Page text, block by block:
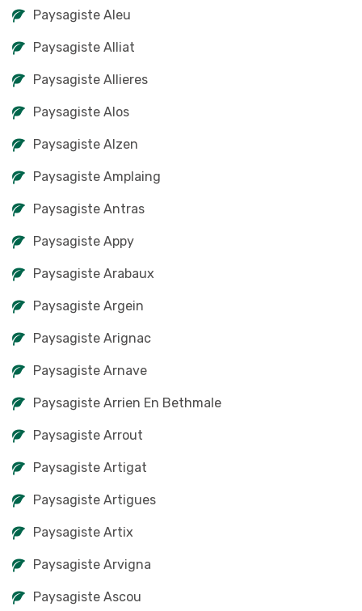
Paysagiste Aleu
Paysagiste Alliat
Paysagiste Allieres
Paysagiste Alos
Paysagiste Alzen
Paysagiste Amplaing
Paysagiste Antras
Paysagiste Appy
Paysagiste Arabaux
Paysagiste Argein
Paysagiste Arignac
Paysagiste Arnave
Paysagiste Arrien En Bethmale
Paysagiste Arrout
Paysagiste Artigat
Paysagiste Artigues
Paysagiste Artix
Paysagiste Arvigna
Paysagiste Ascou